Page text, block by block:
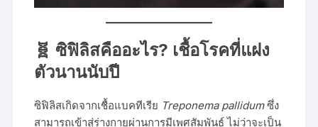
🧬 ซิฟิลิสคืออะไร? เชื้อโรคที่แฝง
ตัวนานนับปี
ซิฟิลิสเกิดจากเชื้อแบคทีเรีย Treponema pallidumซึ่ง
สามารถเข้าสู่ร่างกายผ่านการมีเพศสัมพันธ์ ไม่ว่าจะเป็น